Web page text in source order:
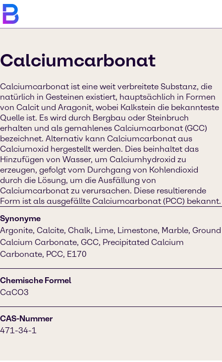
Calciumcarbonat
Calciumcarbonat ist eine weit verbreitete Substanz, die
natürlich in Gesteinen existiert, hauptsächlich in Formen
von Calcit und Aragonit, wobei Kalkstein die bekannteste
Quelle ist. Es wird durch Bergbau oder Steinbruch
erhalten und als gemahlenes Calciumcarbonat (GCC)
bezeichnet. Alternativ kann Calciumcarbonat aus
Calciumoxid hergestellt werden. Dies beinhaltet das
Hinzufügen von Wasser, um Calciumhydroxid zu
erzeugen, gefolgt vom Durchgang von Kohlendioxid
durch die Lösung, um die Ausfällung von
Calciumcarbonat zu verursachen. Diese resultierende
Form ist als ausgefällte Calciumcarbonat (PCC) bekannt.
Synonyme
Argonite, Calcite, Chalk, Lime, Limestone, Marble, Ground
Calcium Carbonate, GCC, Precipitated Calcium
Carbonate, PCC, E170
Chemische Formel
CaCO3
CAS-Nummer
471-34-1